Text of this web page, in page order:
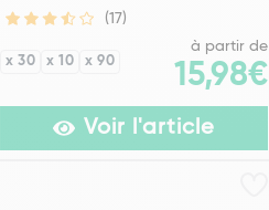
(17)
x 30 x 10 x 90
à partir de
15,98€
Voir l'article